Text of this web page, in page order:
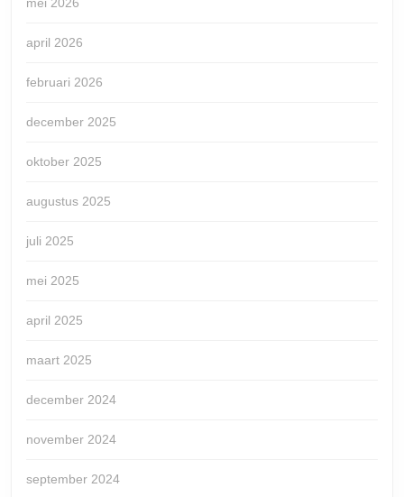
april 2026
februari 2026
december 2025
oktober 2025
augustus 2025
juli 2025
mei 2025
april 2025
maart 2025
december 2024
november 2024
september 2024